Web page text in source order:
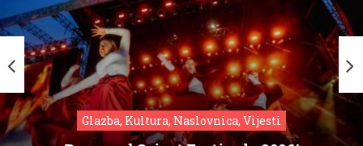
Glazba, Kultura, Naslovnica, Vijesti